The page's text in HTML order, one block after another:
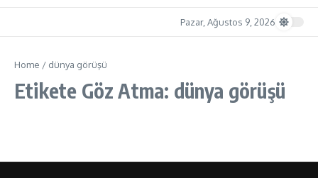
Pazar, Ağustos 9, 2026
Home / dünya görüşü
Etikete Göz Atma: dünya görüşü